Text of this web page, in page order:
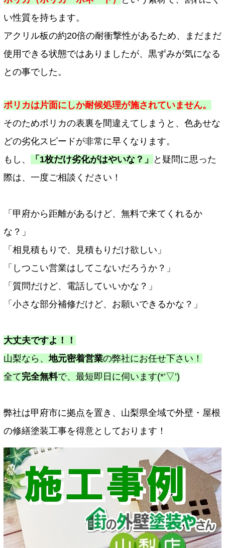
い性質を持ちます。
アクリル板の約20倍の耐衝撃性があるため、まだまだ
使用できる状態ではありましたが、黒ずみが気になる
との事でした。
ポリカは片面にしか耐候処理が施されていません。
そのためポリカの表裏を間違えてしまうと、色あせな
どの劣化スピードが非常に早くなります。
もし、
「1枚だけ劣化がはやいな？」
と疑問に思った
際は、一度ご相談ください！
「甲府から距離があるけど、無料で来てくれるか
な？」
「相見積もりで、見積もりだけ欲しい」
「しつこい営業はしてこないだろうか？」
「質問だけど、電話していいかな？」
「小さな部分補修だけど、お願いできるかな？」
大丈夫ですよ！！
山梨なら、地元密着営業の弊社にお任せ下さい！
全て完全無料で、最短即日に伺います(*’▽’)
弊社は甲府市に拠点を置き、山梨県全域で外壁・屋根
の修繕塗装工事を得意としております！